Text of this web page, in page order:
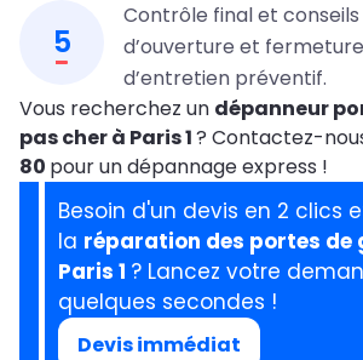
5
Contrôle final et conseils
d’ouverture et
d’entretien préventif.
Vous recherchez un dépanneur
pas cher à Paris 1? Contactez-
80 pour un dépannage express !
Besoin d'un devis en 2 clics
la réparation des portes de
Paris 1 ? Lancez votre
quelques secondes !
Devis immédiat